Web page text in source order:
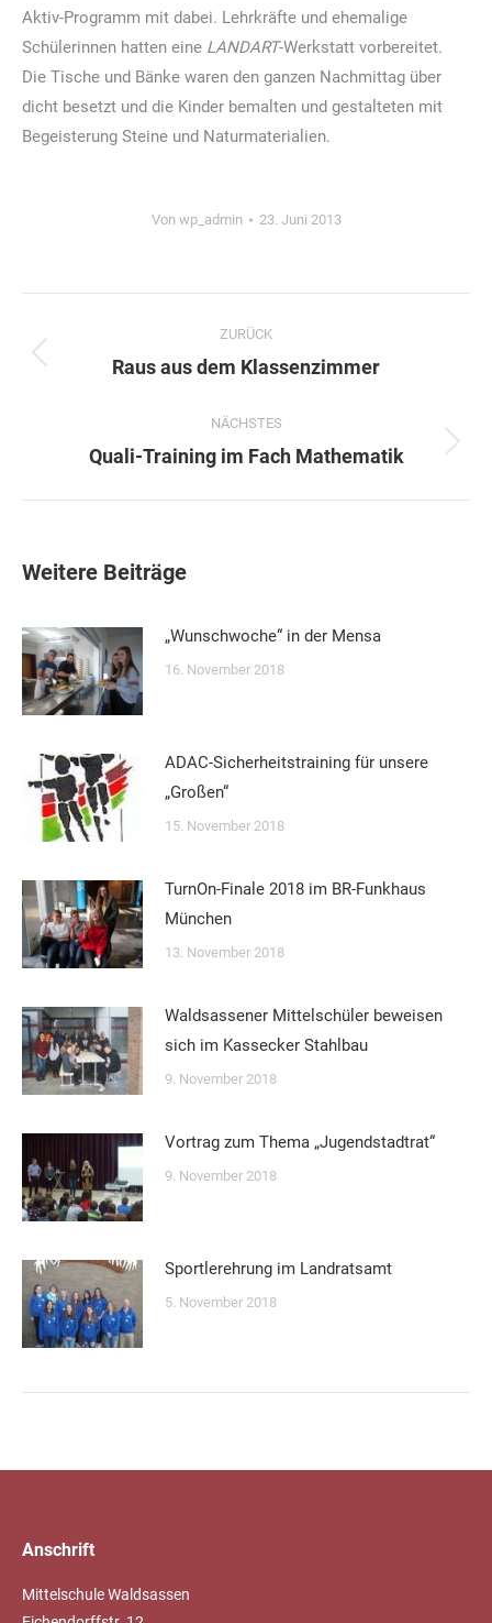
Aktiv-Programm mit dabei. Lehrkräfte und ehemalige
Schülerinnen hatten eine LANDART-Werkstatt vorbereitet.
Die Tische und Bänke waren den ganzen Nachmittag über
dicht besetzt und die Kinder bemalten und gestalteten mit
Begeisterung Steine und Naturmaterialien.
Von wp_admin 23. Juni 2013
ZURÜCK
Vorheriger
Raus aus dem Klassenzimmer
NÄCHSTES
Nächster
Quali-Training im Fach Mathematik
Weitere Beiträge
„Wunschwoche“ in der Mensa
16. November 2018
ADAC-Sicherheitstraining für unsere
„Großen“
15. November 2018
TurnOn-Finale 2018 im BR-Funkhaus
München
13. November 2018
Waldsassener Mittelschüler beweisen
sich im Kassecker Stahlbau
9. November 2018
Vortrag zum Thema „Jugendstadtrat“
9. November 2018
Sportlerehrung im Landratsamt
5. November 2018
Anschrift
Mittelschule Waldsassen